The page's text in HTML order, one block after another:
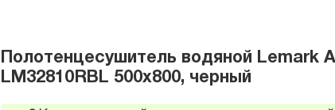
Полотенцесушитель водяной Lemark
LM32810RBL 500x800, черный